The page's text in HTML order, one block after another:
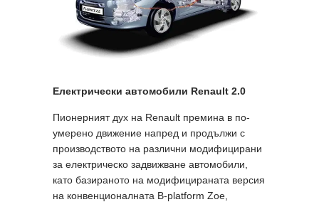
Електрически автомобили Renault 2.0
Пионерният дух на Renault премина в по-
умерено движение напред и продължи с
производството на различни модифицирани
за електрическо задвижване автомобили,
като базираното на модифицираната версия
на конвенционалната B-platform Zoe,